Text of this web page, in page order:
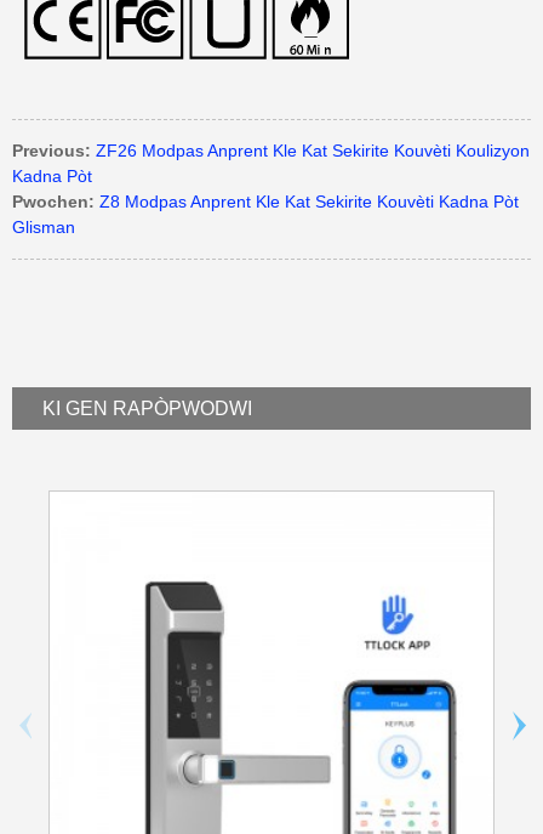
Previous: ZF26 Modpas Anprent Kle Kat Sekirite Kouvèti Koulizyon
Kadna Pòt
Pwochen: Z8 Modpas Anprent Kle Kat Sekirite Kouvèti Kadna Pòt
Glisman
KI GEN RAPÒPWODWI